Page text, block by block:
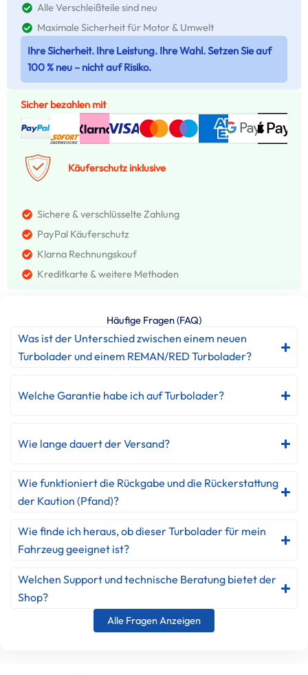
Alle Verschleißteile sind neu
Maximale Sicherheit für Motor & Umwelt
Ihre Sicherheit. Ihre Leistung. Ihre Wahl. Setzen Sie auf
100 % neu – nicht auf Risiko.
Sicher bezahlen mit
Käuferschutz inklusive
Sichere & verschlüsselte Zahlung
PayPal Käuferschutz
Klarna Rechnungskouf
Kreditkarte & weitere Methoden
Häufige Fragen (FAQ)
Was ist der Unterschied zwischen einem neuen
Turbolader und einem REMAN/RED Turbolader?
Welche Garantie habe ich auf Turbolader?
Wie lange dauert der Versand?
Wie funktioniert die Rückgabe und die Rückerstattung
der Kaution (Pfand)?
Wie finde ich heraus, ob dieser Turbolader für mein
Fahrzeug geeignet ist?
Welchen Support und technische Beratung bietet der
Shop?
Alle Fragen Anzeigen